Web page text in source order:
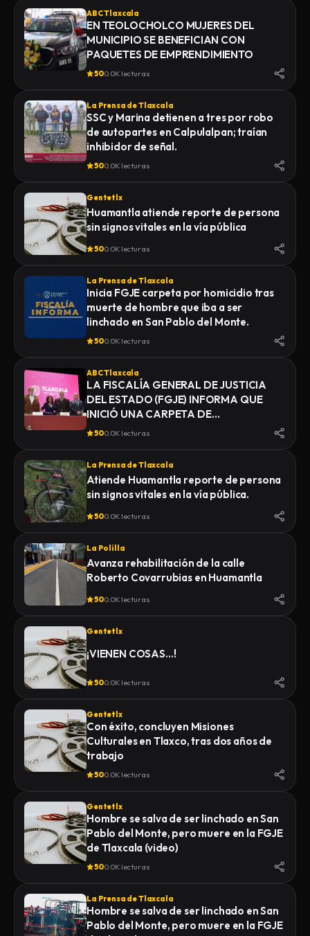
ABC Tlaxcala
EN TEOLOCHOLCO MUJERES DEL
MUNICIPIO SE BENEFICIAN CON
PAQUETES DE EMPRENDIMIENTO
500.0K lecturas
La Prensa de Tlaxcala
SSC y Marina detienen a tres por robo
de autopartes en Calpulalpan; traían
inhibidor de señal.
500.0K lecturas
Gentetlx
Huamantla atiende reporte de persona
sin signos vitales en la vía pública
500.0K lecturas
La Prensa de Tlaxcala
Inicia FGJE carpeta por homicidio tras
muerte de hombre que iba a ser
linchado en San Pablo del Monte.
500.0K lecturas
ABC Tlaxcala
LA FISCALÍA GENERAL DE JUSTICIA
DEL ESTADO (FGJE) INFORMA QUE
INICIÓ UNA CARPETA DE
INVESTIGACIÓN POR EL DELITO DE
MIENTRAS ERA TRASLADADO POR
ELEMENTOS DE LA POLICÍA MUNICIPAL
DE SAN PABLO DEL MONTE AL
INSTITUTO DE CIENCIAS FORENSES
CERTIFICADO MÉDICO
CORRESPONDIENTE
500.0K lecturas
La Prensa de Tlaxcala
Atiende Huamantla reporte de persona
sin signos vitales en la vía pública.
500.0K lecturas
La Polilla
Avanza rehabilitación de la calle
Roberto Covarrubias en Huamantla
500.0K lecturas
Gentetlx
¡VIENEN COSAS…!
500.0K lecturas
Gentetlx
Con éxito, concluyen Misiones
Culturales en Tlaxco, tras dos años de
trabajo
500.0K lecturas
Gentetlx
Hombre se salva de ser linchado en San
Pablo del Monte, pero muere en la FGJE
de Tlaxcala (video)
500.0K lecturas
La Prensa de Tlaxcala
Hombre se salva de ser linchado en San
Pablo del Monte, pero muere en la FGJE